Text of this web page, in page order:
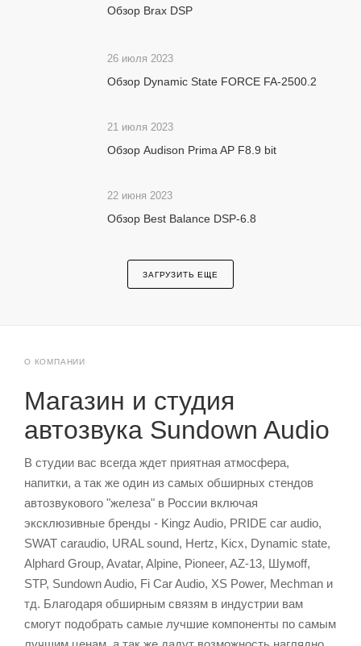
Обзор Brax DSP
26 июля 2023
Обзор Dynamic State FORCE FA-2500.2
21 июля 2023
Обзор Audison Prima AP F8.9 bit
22 июня 2023
Обзор Best Balance DSP-6.8
ЗАГРУЗИТЬ ЕЩЕ
О КОМПАНИИ
Магазин и студия
автозвука Sundown Audio
В студии вас всегда ждет приятная атмосфера,
напитки, а так же один из самых обширных стендов
автозвукового "железа" в России включая
эксклюзивные бренды - Kingz Audio, PRIDE car audio,
SWAT caraudio, URAL sound, Hertz, Kicx, Dynamic state,
Alphard Group, Avatar, Alpine, Pioneer, AZ-13, Шумoff,
STP, Sundown Audio, Fi Car Audio, XS Power, Mechman и
тд. Благодаря обширным связям в индустрии вам
смогут подобрать самые лучшие компоненты по самым